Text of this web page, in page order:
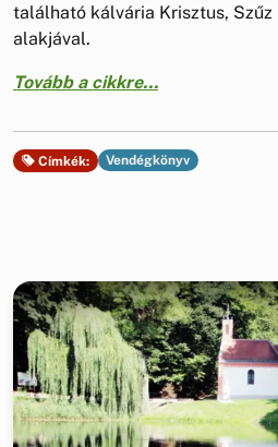
található kálvária Krisztus, Szűz
alakjával.
Tovább a cikkre...
Címkék: Vendégkönyv